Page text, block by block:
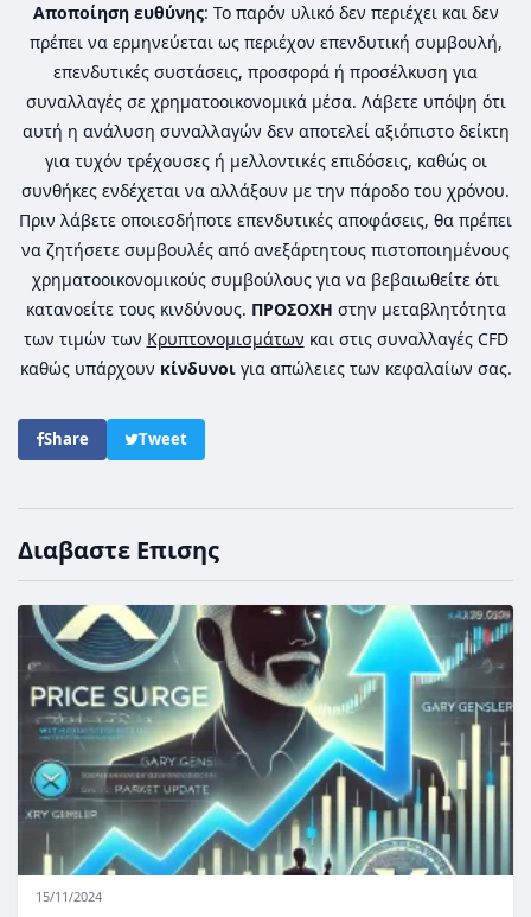
Αποποίηση ευθύνης: Το παρόν υλικό δεν περιέχει και δεν
πρέπει να ερμηνεύεται ως περιέχον επενδυτική συμβουλή,
επενδυτικές συστάσεις, προσφορά ή προσέλκυση για
συναλλαγές σε χρηματοοικονομικά μέσα. Λάβετε υπόψη ότι
αυτή η ανάλυση συναλλαγών δεν αποτελεί αξιόπιστο δείκτη
για τυχόν τρέχουσες ή μελλοντικές επιδόσεις, καθώς οι
συνθήκες ενδέχεται να αλλάξουν με την πάροδο του χρόνου.
Πριν λάβετε οποιεσδήποτε επενδυτικές αποφάσεις, θα πρέπει
να ζητήσετε συμβουλές από ανεξάρτητους πιστοποιημένους
χρηματοοικονομικούς συμβούλους για να βεβαιωθείτε ότι
κατανοείτε τους κινδύνους. ΠΡΟΣΟΧΗ στην μεταβλητότητα
των τιμών των Κρυπτονομισμάτων και στις συναλλαγές CFD
καθώς υπάρχουν κίνδυνοιγια απώλειες των κεφαλαίων σας.
Share Tweet
Διαβαστε Επισης
15/11/2024